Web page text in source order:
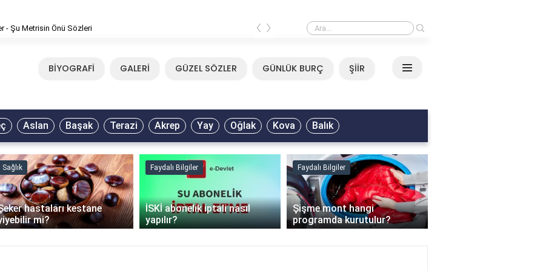
‹ ›
BİYOGRAFİ GALERİ GÜZEL SÖZLER GÜNLÜK BURÇ ŞİİR
Aslan Başak Terazi Akrep Yay Oğlak Kova Balık
Sağlık
hastaları kestane
mi?
Faydalı Bilgiler
İSKİ abonelik iptali nasıl
yapılır?
Faydalı Bilgiler
Şişme mont hangi
programda kurutulur?
›